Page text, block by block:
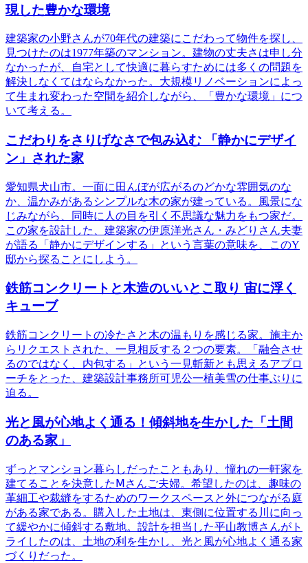
現した豊かな環境
建築家の小野さんが70年代の建築にこだわって物件を探し、
見つけたのは1977年築のマンション。建物の丈夫さは申し分
なかったが、自宅として快適に暮らすためには多くの問題を
解決しなくてはならなかった。大規模リノベーションによっ
て生まれ変わった空間を紹介しながら、「豊かな環境」につ
いて考える。
こだわりをさりげなさで包み込む 「静かにデザイ
ン」された家
愛知県犬山市。一面に田んぼが広がるのどかな雰囲気のな
か、温かみがあるシンプルな木の家が建っている。風景にな
じみながら、同時に人の目を引く不思議な魅力をもつ家だ。
この家を設計した、建築家の伊原洋光さん・みどりさん夫妻
が語る「静かにデザインする」という言葉の意味を、このY
邸から探ることにしよう。
鉄筋コンクリートと木造のいいとこ取り 宙に浮く
キューブ
鉄筋コンクリートの冷たさと木の温もりを感じる家。施主か
らリクエストされた、一見相反する２つの要素。「融合させ
るのではなく、内包する」という一見斬新とも思えるアプロ
ーチをとった、建築設計事務所可児公一植美雪の仕事ぶりに
迫る。
光と風が心地よく通る！傾斜地を生かした「土間
のある家」
ずっとマンション暮らしだったこともあり、憧れの一軒家を
建てることを決意したⅯさんご夫婦。希望したのは、趣味の
革細工や裁縫をするためのワークスペースと外につながる庭
がある家である。購入した土地は、東側に位置する川に向っ
て緩やかに傾斜する敷地。設計を担当した平山教博さんがト
ライしたのは、土地の利を生かし、光と風が心地よく通る家
づくりだった。